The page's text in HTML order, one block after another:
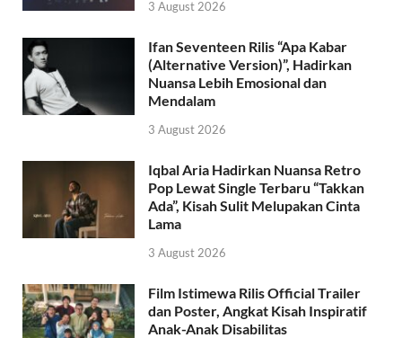
3 August 2026
Ifan Seventeen Rilis “Apa Kabar
(Alternative Version)”, Hadirkan
Nuansa Lebih Emosional dan
Mendalam
3 August 2026
Iqbal Aria Hadirkan Nuansa Retro
Pop Lewat Single Terbaru “Takkan
Ada”, Kisah Sulit Melupakan Cinta
Lama
3 August 2026
Film Istimewa Rilis Official Trailer
dan Poster, Angkat Kisah Inspiratif
Anak-Anak Disabilitas